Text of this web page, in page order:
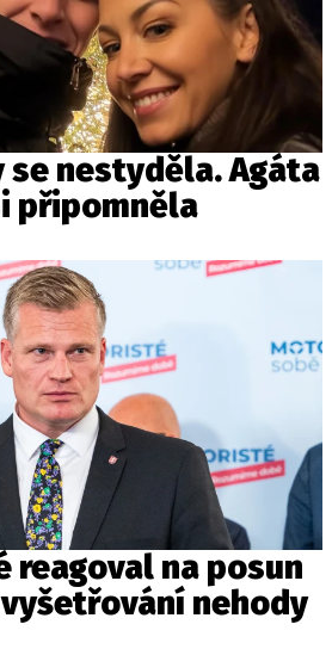
se nestyděla. Agáta
připomněla
reagoval na posun
nehody